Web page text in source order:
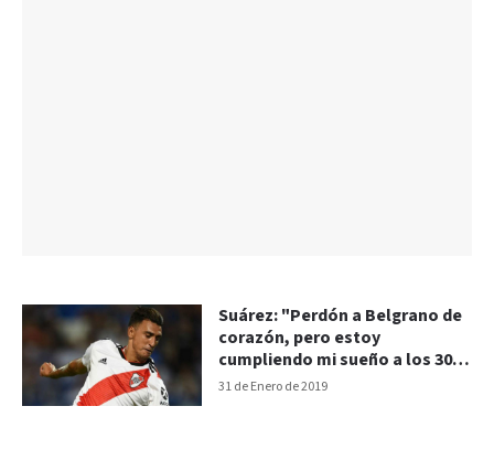
31 de Enero de 2019
Suárez: "Perdón a Belgrano de
corazón, pero estoy
cumpliendo mi sueño a los 30
años"